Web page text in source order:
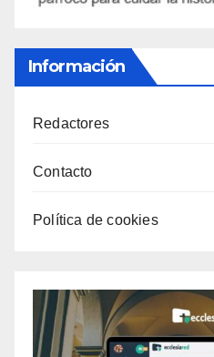
Información
Redactores
Contacto
Política de cookies